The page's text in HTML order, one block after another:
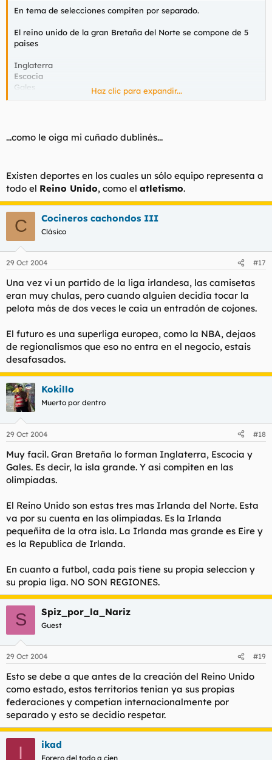
En tema de selecciones compiten por separado.
El reino unido de la gran Bretaña del Norte se compone de 5
paises
Inglaterra
Escocia
Gales
Eire
Haz clic para expandir...
...como le oiga mi cuñado dublinés...
Existen deportes en los cuales un sólo equipo representa a
todo el Reino Unido, como el atletismo.
C Cocineros cachondos III
Clásico
29 Oct 2004 #17
Una vez vi un partido de la liga irlandesa, las camisetas
eran muy chulas, pero cuando alguien decidía tocar la
pelota más de dos veces le caia un entradón de cojones.
El futuro es una superliga europea, como la NBA, dejaos
de regionalismos que eso no entra en el negocio, estais
desafasados.
Kokillo
Muerto por dentro
29 Oct 2004 #18
Muy facil. Gran Bretaña lo forman Inglaterra, Escocia y
Gales. Es decir, la isla grande. Y asi compiten en las
olimpiadas.
El Reino Unido son estas tres mas Irlanda del Norte. Esta
va por su cuenta en las olimpiadas. Es la Irlanda
pequeñita de la otra isla. La Irlanda mas grande es Eire y
es la Republica de Irlanda.
En cuanto a futbol, cada pais tiene su propia seleccion y
su propia liga. NO SON REGIONES.
S Spiz_por_la_Nariz
Guest
29 Oct 2004 #19
Esto se debe a que antes de la creación del Reino Unido
como estado, estos territorios tenian ya sus propias
federaciones y competian internacionalmente por
separado y esto se decidio respetar.
I ikad
Forero del todo a cien